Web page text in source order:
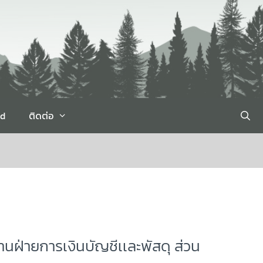
ติดต่อ
นฝ่ายการเงินบัญชีเเละพัสดุ ส่วน